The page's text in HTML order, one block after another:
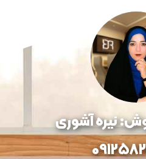
نیره آشوری